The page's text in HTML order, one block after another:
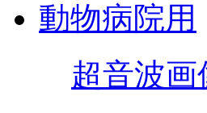
動物病院用
超音波画